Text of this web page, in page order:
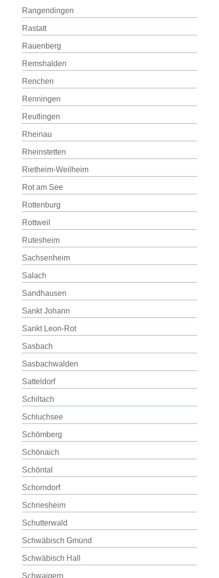
Rangendingen
Rastatt
Rauenberg
Remshalden
Renchen
Renningen
Reutlingen
Rheinau
Rheinstetten
Rietheim-Weilheim
Rot am See
Rottenburg
Rottweil
Rutesheim
Sachsenheim
Salach
Sandhausen
Sankt Johann
Sankt Leon-Rot
Sasbach
Sasbachwalden
Satteldorf
Schiltach
Schluchsee
Schömberg
Schönaich
Schöntal
Schorndorf
Schriesheim
Schutterwald
Schwäbisch Gmünd
Schwäbisch Hall
Schwaigern